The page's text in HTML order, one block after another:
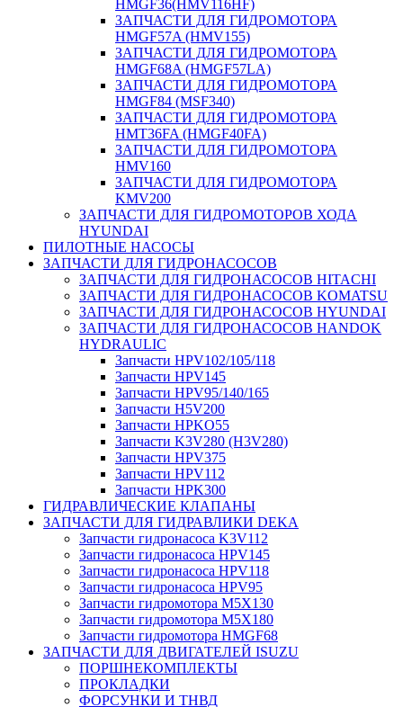
HMGF36(HMV116HF)
ЗАПЧАСТИ ДЛЯ ГИДРОМОТОРА
HMGF57A (HMV155)
ЗАПЧАСТИ ДЛЯ ГИДРОМОТОРА
HMGF68A (HMGF57LA)
ЗАПЧАСТИ ДЛЯ ГИДРОМОТОРА
HMGF84 (MSF340)
ЗАПЧАСТИ ДЛЯ ГИДРОМОТОРА
HMT36FA (HMGF40FA)
ЗАПЧАСТИ ДЛЯ ГИДРОМОТОРА
HMV160
ЗАПЧАСТИ ДЛЯ ГИДРОМОТОРА
KMV200
ЗАПЧАСТИ ДЛЯ ГИДРОМОТОРОВ ХОДА
HYUNDAI
ПИЛОТНЫЕ НАСОСЫ
ЗАПЧАСТИ ДЛЯ ГИДРОНАСОСОВ
ЗАПЧАСТИ ДЛЯ ГИДРОНАСОСОВ HITACHI
ЗАПЧАСТИ ДЛЯ ГИДРОНАСОСОВ KOMATSU
ЗАПЧАСТИ ДЛЯ ГИДРОНАСОСОВ HYUNDAI
ЗАПЧАСТИ ДЛЯ ГИДРОНАСОСОВ HANDOK
HYDRAULIC
Запчасти HPV102/105/118
Запчасти HPV145
Запчасти HPV95/140/165
Запчасти H5V200
Запчасти HPKO55
Запчасти K3V280 (H3V280)
Запчасти HPV375
Запчасти HPV112
Запчасти HPK300
ГИДРАВЛИЧЕСКИЕ КЛАПАНЫ
ЗАПЧАСТИ ДЛЯ ГИДРАВЛИКИ DEKA
Запчасти гидронасоса K3V112
Запчасти гидронасоса HPV145
Запчасти гидронасоса HPV118
Запчасти гидронасоса HPV95
Запчасти гидромотора M5X130
Запчасти гидромотора M5X180
Запчасти гидромотора HMGF68
ЗАПЧАСТИ ДЛЯ ДВИГАТЕЛЕЙ ISUZU
ПОРШНЕКОМПЛЕКТЫ
ПРОКЛАДКИ
ФОРСУНКИ И ТНВД